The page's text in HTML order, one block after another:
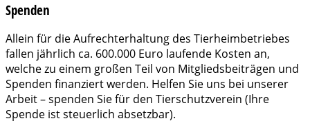
Spenden
Allein für die Aufrechterhaltung des Tierheimbetriebes
fallen jährlich ca. 600.000 Euro laufende Kosten an,
welche zu einem großen Teil von Mitgliedsbeiträgen und
Spenden finanziert werden. Helfen Sie uns bei unserer
Arbeit – spenden Sie für den Tierschutzverein (Ihre
Spende ist steuerlich absetzbar).